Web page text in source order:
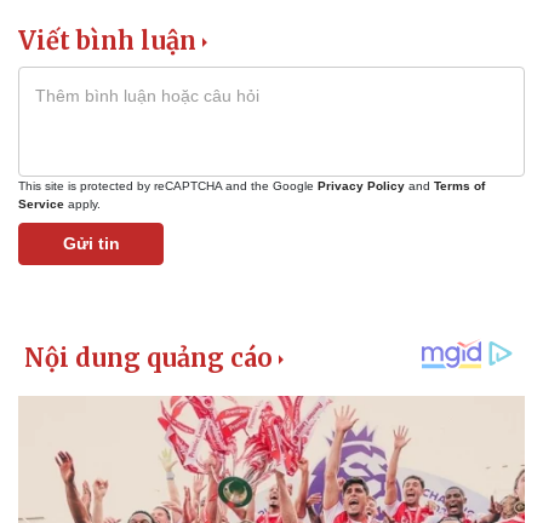
Viết bình luận
This site is protected by reCAPTCHA and the Google Privacy Policy and Terms of
Service apply.
Gửi tin